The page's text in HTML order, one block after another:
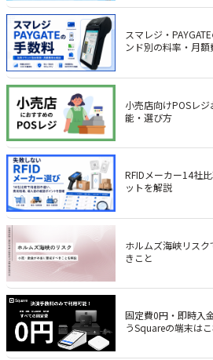
スマレジ・
ンド別の料率・月
小売店向けPOSレ
能・選び方
RFIDメーカー14社
ットを解説
ホルムズ海峡リス
きこと
固定費0円・即時入
うSquareの端末は